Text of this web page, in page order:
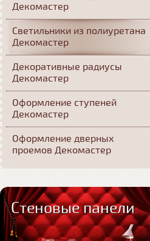
Декомастер
Светильники из полиуретана
Декомастер
Декоративные радиусы
Декомастер
Оформление ступеней
Декомастер
Оформление дверных
проемов Декомастер
Стеновые панели